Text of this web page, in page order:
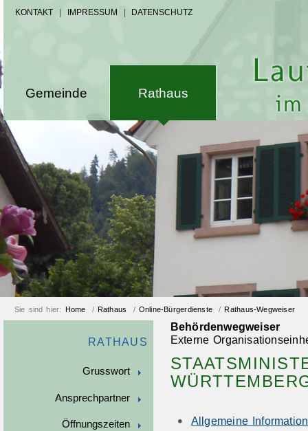
KONTAKT IMPRESSUM DATENSCHUTZ
Gemeinde Rathaus
Sie sind hier: Home / Rathaus / Online-Bürgerdienste / Rathaus-Wegweiser
RATHAUS
Grusswort
Ansprechpartner
Öffnungszeiten
Behördenwegweiser
Externe
Allgemeine